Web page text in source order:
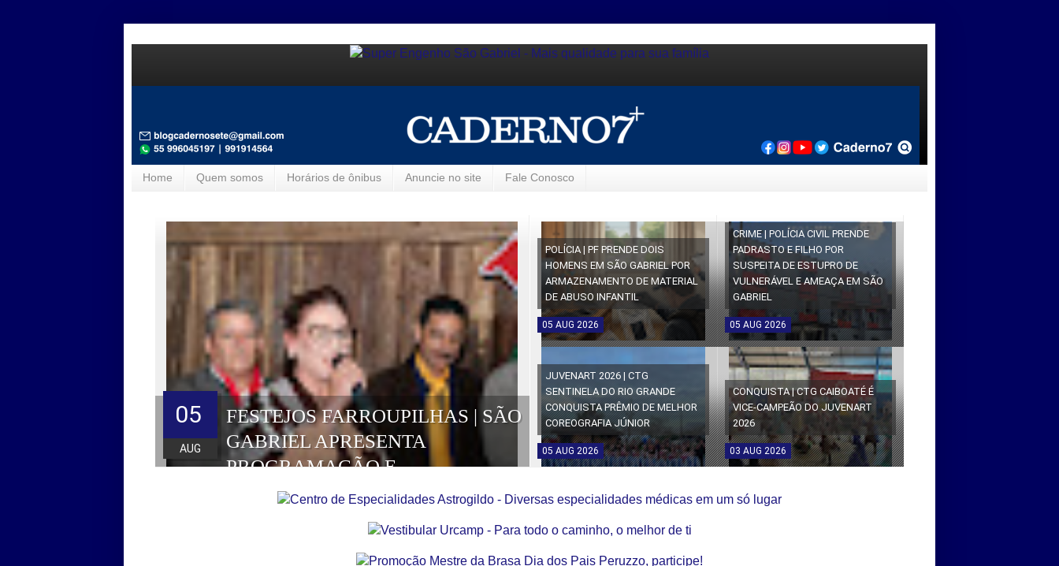
Home Quem somos Horários de ônibus Anuncie no site Fale Conosco
FESTEJOS FARROUPILHAS | SÃO
GABRIEL APRESENTA
PROGRAMAÇÃO E
HOMENAGEADOS DA EDIÇÃO
05
AUG
POLÍCIA | PF PRENDE DOIS
HOMENS EM SÃO GABRIEL POR
ARMAZENAMENTO DE MATERIAL
DE ABUSO INFANTIL
05 AUG 2026
CRIME | POLÍCIA CIVIL PRENDE
PADRASTO E FILHO POR
SUSPEITA DE ESTUPRO DE
VULNERÁVEL E AMEAÇA EM SÃO
GABRIEL
05 AUG 2026
JUVENART 2026 | CTG
SENTINELA DO RIO GRANDE
CONQUISTA PRÊMIO DE MELHOR
COREOGRAFIA JÚNIOR
05 AUG 2026
CONQUISTA | CTG CAIBOATÉ É
VICE-CAMPEÃO DO JUVENART
2026
03 AUG 2026